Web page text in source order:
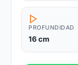
PROFUNDIDAD
16 cm